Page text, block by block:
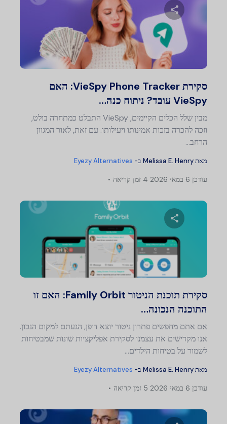
שתף מאמר זה
סקירת VieSpy Phone Tracker: האם
VieSpy עובד? ניתוח כנה…
מבין שלל הכלים הקיימים, VieSpy התבלט כמתחרה בולט,
וזכה להכרה בזכות אמינותו ויעילותו. עם זאת, לאור המגוון
הרחב…
מאתMelissa E. Henry ב- Eyezy Alternatives
עודכן 4 זמן קריאה
שתף מאמר זה
סקירת תוכנת הניטור Family Orbit: האם זו
התוכנה הנכונה…
אם אתם מחפשים פתרון ניטור יוצא דופן, הגעתם למקום הנכון.
אנו מקדישים את עצמנו לסקירת אפליקציות שונות שמבטיחות
לשמור על בטיחות הילדים…
מאתMelissa E. Henry ב- Eyezy Alternatives
עודכן 5 זמן קריאה
ניווט